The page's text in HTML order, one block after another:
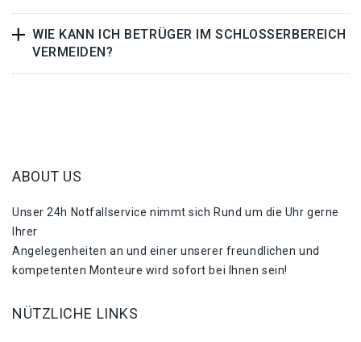
WIE KANN ICH BETRÜGER IM SCHLOSSERBEREICH
VERMEIDEN?
ABOUT US
Unser 24h Notfallservice nimmt sich Rund um die Uhr gerne
Ihrer
Angelegenheiten an und einer unserer freundlichen und
kompetenten Monteure wird sofort bei Ihnen sein!
NÜTZLICHE LINKS